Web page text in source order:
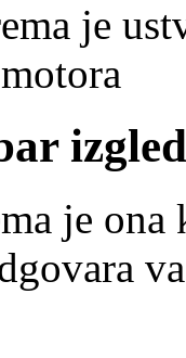
je
je